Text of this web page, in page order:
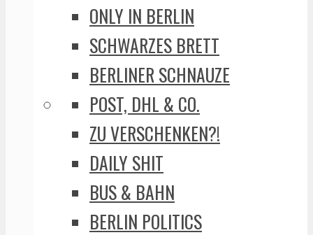
ONLY IN BERLIN
SCHWARZES BRETT
BERLINER SCHNAUZE
POST, DHL & CO.
ZU VERSCHENKEN?!
DAILY SHIT
BUS & BAHN
BERLIN POLITICS